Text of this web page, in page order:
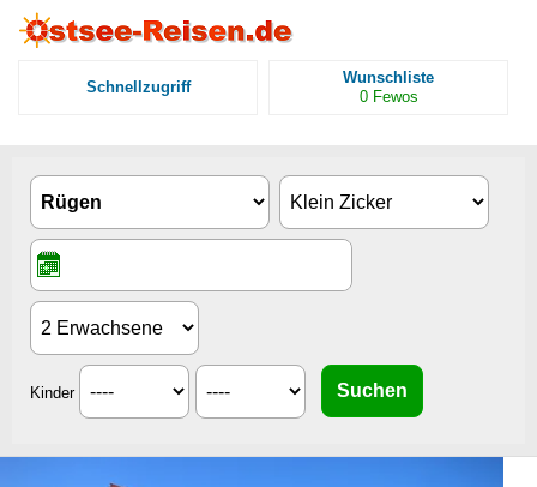
Schnellzugriff
Wunschliste
0 Fewos
Kinder